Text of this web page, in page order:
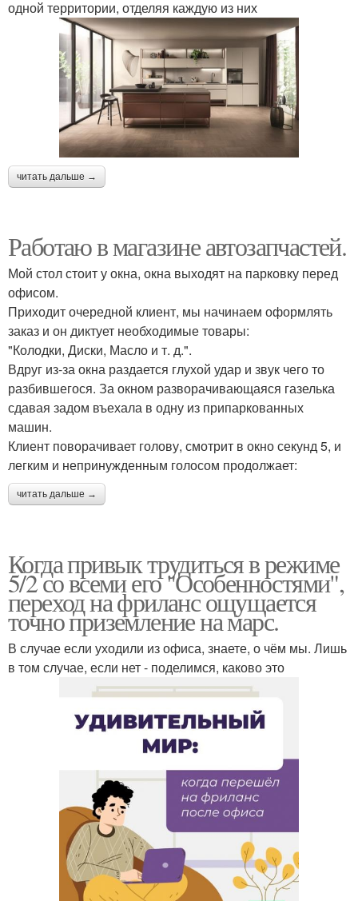
одной территории, отделяя каждую из них
читать дальше →
Работаю в магазине автозапчастей.
Мой стол стоит у окна, окна выходят на парковку перед
офисом.
Приходит очередной клиент, мы начинаем оформлять
заказ и он диктует необходимые товары:
"Колодки, Диски, Масло и т. д.".
Вдруг из-за окна раздается глухой удар и звук чего то
разбившегося. За окном разворачивающаяся газелька
сдавая задом въехала в одну из припаркованных
машин.
Клиент поворачивает голову, смотрит в окно секунд 5, и
легким и непринужденным голосом продолжает:
читать дальше →
Когда привык трудиться в режиме
5/2 со всеми его "Особенностями",
переход на фриланс ощущается
точно приземление на марс.
В случае если уходили из офиса, знаете, о чём мы. Лишь
в том случае, если нет - поделимся, каково это